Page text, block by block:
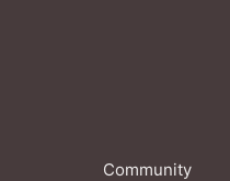
Community